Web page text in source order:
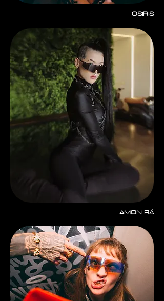
OSIRIS
AMON RÁ